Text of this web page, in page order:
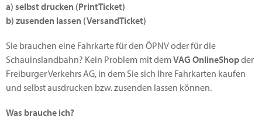
a) selbst drucken (PrintTicket)
b) zusenden lassen (VersandTicket)
Sie brauchen eine Fahrkarte für den ÖPNV oder für die
Schauinslandbahn? Kein Problem mit demVAG OnlineShopder
Freiburger Verkehrs AG, in dem Sie sich Ihre Fahrkarten kaufen
und selbst ausdrucken bzw. zusenden lassen können.
Was brauche ich?